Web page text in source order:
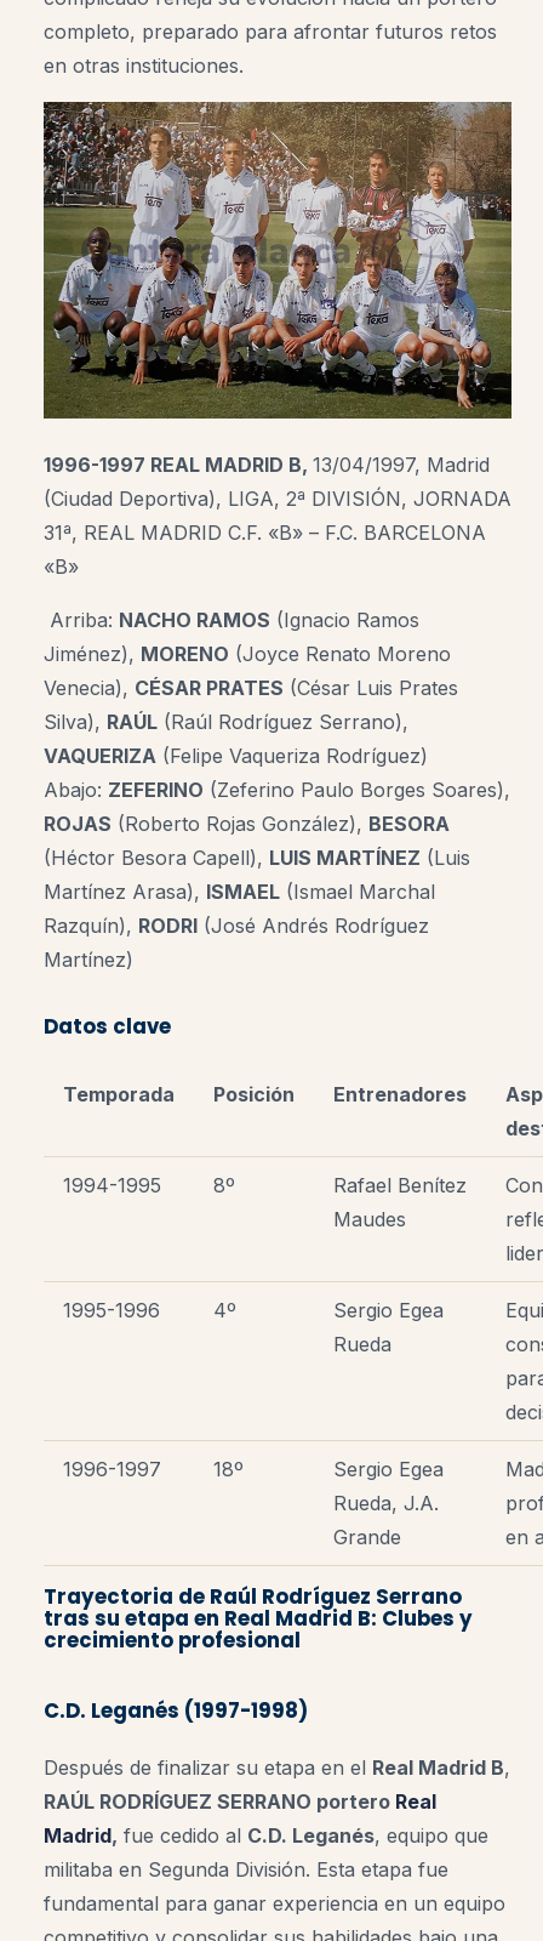
completo, preparado para afrontar futuros retos
en otras instituciones.
1996-1997 REAL MADRID B, 13/04/1997, Madrid
(Ciudad Deportiva), LIGA, 2ª DIVISIÓN, JORNADA
31ª, REAL MADRID C.F. «B» – F.C. BARCELONA
«B»
Arriba: NACHO RAMOS (Ignacio Ramos
Jiménez), MORENO (Joyce Renato Moreno
Venecia), CÉSAR PRATES (César Luis Prates
Silva), RAÚL (Raúl Rodríguez Serrano),
VAQUERIZA (Felipe Vaqueriza Rodríguez)
Abajo: ZEFERINO (Zeferino Paulo Borges Soares),
ROJAS (Roberto Rojas González), BESORA
(Héctor Besora Capell), LUIS MARTÍNEZ (Luis
Martínez Arasa), ISMAEL (Ismael Marchal
Razquín), RODRI (José Andrés Rodríguez
Martínez)
Datos clave
Temporada Posición Entrenadores
1994-1995 8º
Rafael Benítez
Maudes
1995-1996 4º
Sergio Egea
Rueda
1996-1997 18º
Sergio Egea
Rueda, J.A.
Grande
en
Trayectoria de Raúl Rodríguez Serrano
tras su etapa en Real Madrid B: Clubes y
crecimiento profesional
C.D. Leganés (1997-1998)
Después de finalizar su etapa en el Real Madrid B,
RAÚL RODRÍGUEZ SERRANO portero Real
Madrid, fue cedido al C.D. Leganés, equipo que
militaba en Segunda División. Esta etapa fue
fundamental para ganar experiencia en un equipo